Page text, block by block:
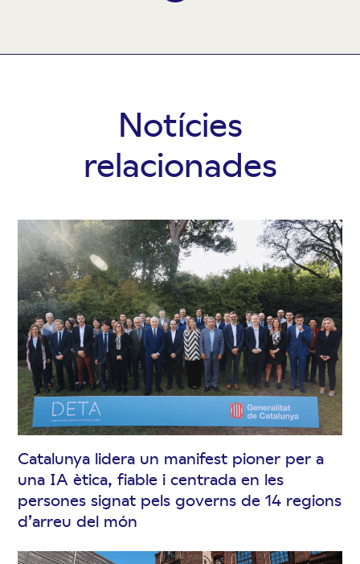
Notícies
relacionades
Catalunya lidera un manifest pioner per a
una IA ètica, fiable i centrada en les
persones signat pels governs de 14 regions
d’arreu del món